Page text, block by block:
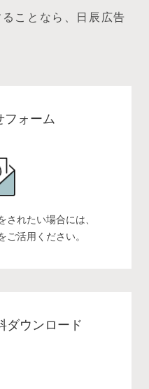
ことなら、日辰広告
フォーム
されたい場合には、
ご活用ください。
ダウンロード